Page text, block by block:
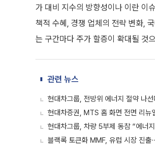
가 대비 지수의 방향성이나 이란 이
책적 수혜, 경쟁 업체의 전략 변화,
는 구간마다 주가 할증이 확대될 것
관련 뉴스
현대차그룹, 전방위 에너지 절약 나
현대차증권, MTS 홈 화면 전면 리뉴
현대차그룹, 차량 5부제 동참 “에너
블랙록 토큰화 MMF, 유럽 시장 진출